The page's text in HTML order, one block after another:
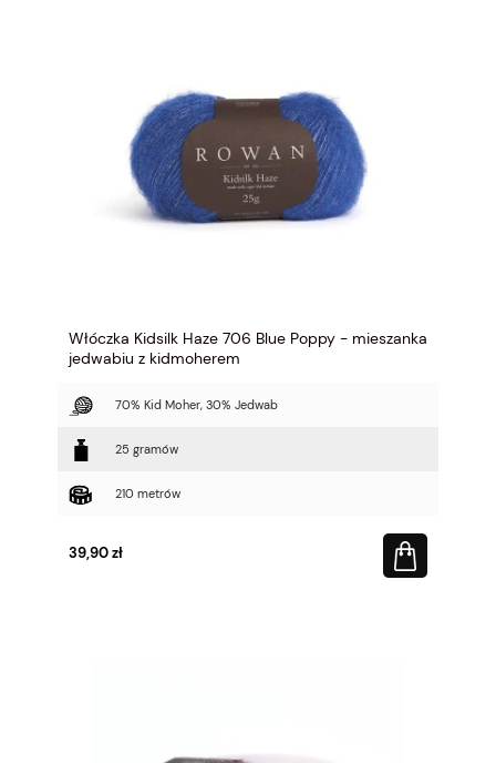
Włóczka Kidsilk Haze 706 Blue Poppy - mieszanka
jedwabiu z kidmoherem
70% Kid Moher, 30% Jedwab
25 gramów
210 metrów
39,90 zł